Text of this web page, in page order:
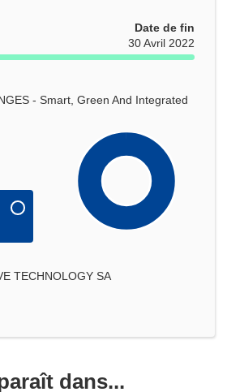
Date de fin
30 Avril 2022
- Smart, Green And Integrated
TECHNOLOGY SA
dans...